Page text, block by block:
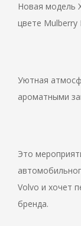
Новая модель
цвете Mulberry
Уютная
ароматными
Это
Volvo и хочет
бренда.